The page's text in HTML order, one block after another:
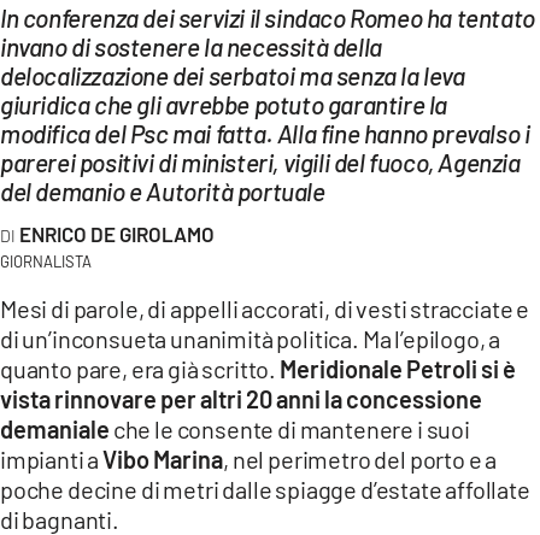
LAC NETWORK
LAC ONAIR
LaC
Network
LACPLAY.IT
LACTV.IT
LACONAIR.IT
LACITYMAG.IT
ILREGGINO.IT
COSENZACHANNEL.IT
ILVIBONESE.IT
In conferenza dei servizi il sindaco Romeo ha tentato
invano di sostenere la necessità della
delocalizzazione dei serbatoi ma senza la leva
giuridica che gli avrebbe potuto garantire la
modifica del Psc mai fatta. Alla fine hanno prevalso i
parerei positivi di ministeri, vigili del fuoco, Agenzia
del demanio e Autorità portuale
ENRICO DE GIROLAMO
GIORNALISTA
Mesi di parole, di appelli accorati, di vesti stracciate e
di un’inconsueta unanimità politica. Ma l’epilogo, a
quanto pare, era già scritto. Meridionale Petroli si è
vista rinnovare per altri 20 anni la concessione
demaniale che le consente di mantenere i suoi
impianti aVibo Marina, nel perimetro del porto e a
poche decine di metri dalle spiagge d’estate affollate
di bagnanti.